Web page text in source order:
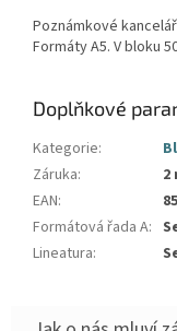
Poznámkové
Formáty A5. V bloku
Doplňkové
Kategorie:
Záruka:
2
EAN:
Formátová řada A:
Lineatura: